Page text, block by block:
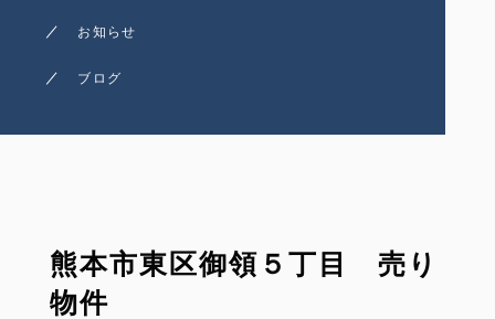
お知らせ
ブログ
熊本市東区御領５丁目 売り
物件